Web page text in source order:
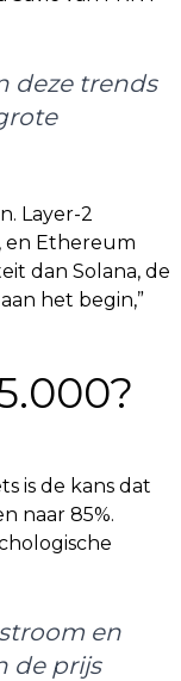
deze trends
Layer-2
en Ethereum
dan Solana, de
het begin,”
is de kans dat
naar 85%.
en
de prijs